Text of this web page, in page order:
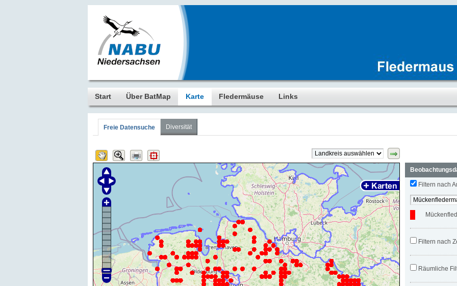
Start Über BatMap Karte Fledermäuse Links
Freie Datensuche Diversität
Filtern nach
Filtern nach
Räumliche